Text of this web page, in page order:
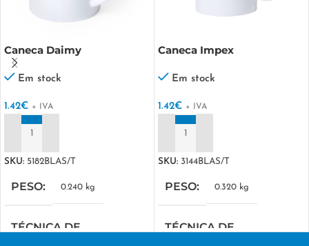
Caneca Daimy
Em stock
1.42€ + IVA
SKU: 5182BLAS/T
PESO 0.240 kg
TÉCNICA DE
Caneca Impex
Em stock
1.42€ + IVA
SKU: 3144BLAS/T
PESO 0.320 kg
TÉCNICA DE